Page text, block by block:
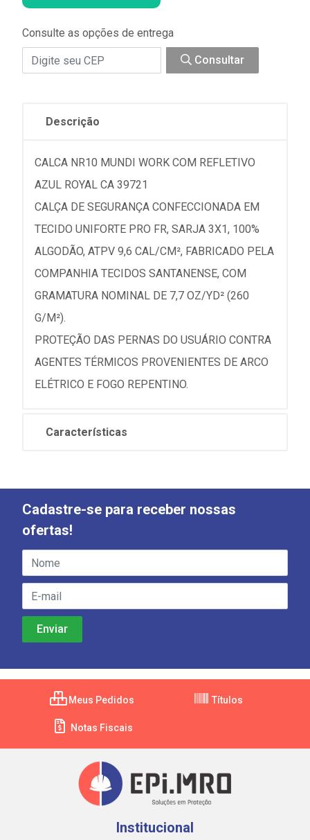
Consulte as opções de entrega
Consultar
Descrição
CALCA NR10 MUNDI WORK COM REFLETIVO
AZUL ROYAL CA 39721
CALÇA DE SEGURANÇA CONFECCIONADA EM
TECIDO UNIFORTE PRO FR, SARJA 3X1, 100%
ALGODÃO, ATPV 9,6 CAL/CM², FABRICADO PELA
COMPANHIA TECIDOS SANTANENSE, COM
GRAMATURA NOMINAL DE 7,7 OZ/YD² (260
G/M²).
PROTEÇÃO DAS PERNAS DO USUÁRIO CONTRA
AGENTES TÉRMICOS PROVENIENTES DE ARCO
ELÉTRICO E FOGO REPENTINO.
Características
Cadastre-se para receber nossas
ofertas!
Meus Pedidos Títulos
Notas Fiscais
Institucional